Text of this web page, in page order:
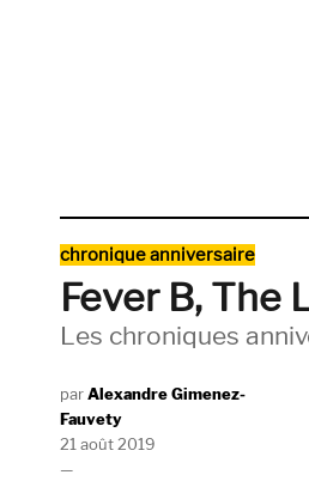
Catégories
chronique anniversaire
Fever B, The
Les chroniques
AuteurAlexandre Gimenez-
Fauvety
Publié
le
21 août 2019